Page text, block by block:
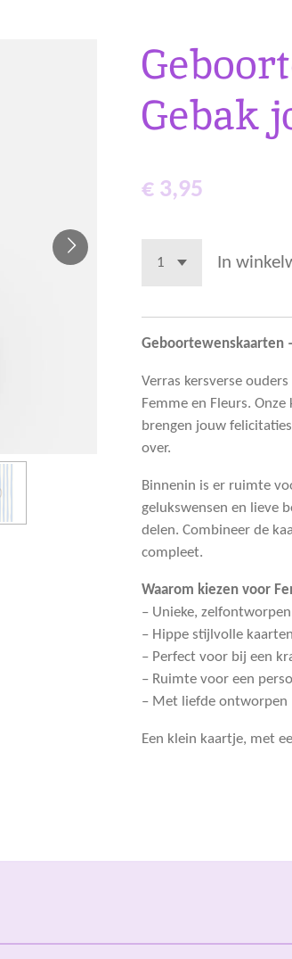
Gebak
€ 3,95
In
Geboortewenskaarten
Verras kersverse
Femme en Fleurs.
brengen jouw
over.
Binnenin is er ruimte
gelukswensen en lieve
delen. Combineer de
compleet.
Waarom kiezen voor
– Unieke,
– Hippe stijlvolle kaarten
– Perfect voor bij een
– Ruimte voor een
– Met liefde ontworpen
Een klein kaartje, met